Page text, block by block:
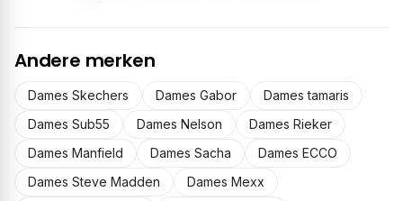
Andere merken
Dames Skechers Dames Gabor
Dames tamaris
Dames Sub55
Dames Nelson
Dames Rieker
Dames Manfield
Dames Sacha
Dames ECCO
Dames Steve Madden
Dames Mexx